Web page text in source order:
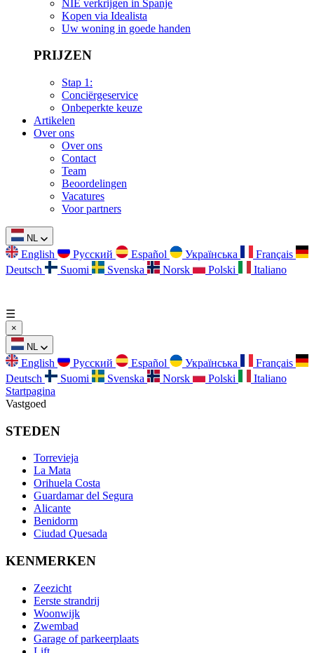
NIE verkrijgen in Spanje
Kopen via Idealista
Uw woning in goede handen
PRIJZEN
Stap 1:
Conciërgeservice
Onbeperkte keuze
Artikelen
Over ons
Over ons
Contact
Team
Beoordelingen
Vacatures
Voor partners
NL
English Русский Español Українська
Français
Deutsch
Suomi Svenska Norsk Polski Italiano
☰
×
NL
English Русский Español Українська
Français
Deutsch
Suomi Svenska Norsk Polski
Italiano
Startpagina
Vastgoed
STEDEN
Torrevieja
La Mata
Orihuela Costa
Guardamar del Segura
Alicante
Benidorm
Ciudad Quesada
KENMERKEN
Zeezicht
Eerste strandrij
Woonwijk
Zwembad
Garage of parkeerplaats